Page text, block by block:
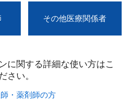
その他医療関係者
に関する詳細な使い方はこ
さい。​
・薬剤師の方​